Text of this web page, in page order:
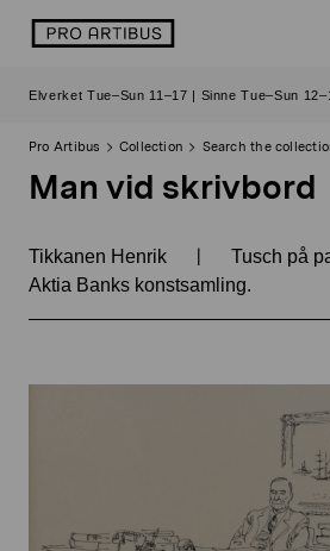
logo
Elverket Tue–Sun 11–17 | Sinne Tue–Sun
Pro Artibus Collection Search the
Man vid skrivbord
Tikkanen Henrik |
Tusch på
Aktia Banks konstsamling.